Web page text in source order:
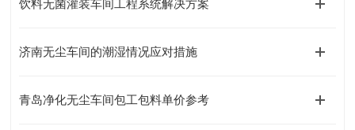
饮料无菌灌装车间工程系统解决方案
济南无尘车间的潮湿情况应对措施
青岛净化无尘车间包工包料单价参考